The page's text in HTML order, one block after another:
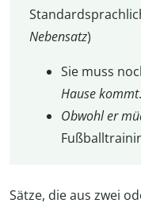
Nebensatz)
Sie muss
Hause kommt.
Obwohl er
Sätze, die aus zwei